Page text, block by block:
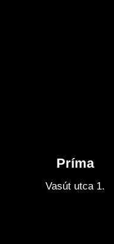
Príma
Vasút utca 1.